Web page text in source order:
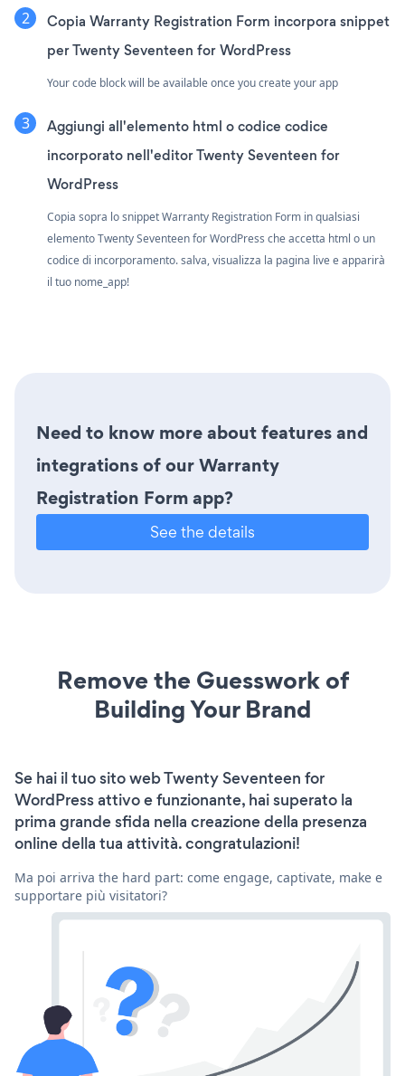
Copia Warranty Registration Form incorpora snippet
per Twenty Seventeen for WordPress
Your code block will be available once you create your app
Aggiungi all'elemento html o codice codice
incorporato nell'editor Twenty Seventeen for
WordPress
Copia sopra lo snippet Warranty Registration Form in qualsiasi
elemento Twenty Seventeen for WordPress che accetta html o un
codice di incorporamento. salva, visualizza la pagina live e apparirà
il tuo nome_app!
Need to know more about features and
integrations of our Warranty
Registration Form app?
See the details
Remove the Guesswork of
Building Your Brand
Se hai il tuo sito web Twenty Seventeen for
WordPress attivo e funzionante, hai superato la
prima grande sfida nella creazione della presenza
online della tua attività. congratulazioni!
Ma poi arriva the hard part: come engage, captivate, make e
supportare più visitatori?